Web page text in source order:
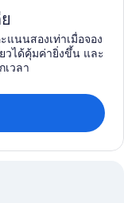
นนสองเท่าเมื่อจอง
ได้คุ้มค่ายิ่งขึ้น และ
เวลา